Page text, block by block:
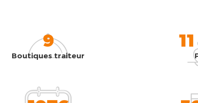
9
Boutiques traiteur